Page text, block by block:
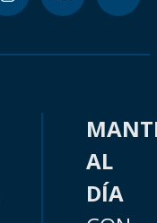
AL
DÍA